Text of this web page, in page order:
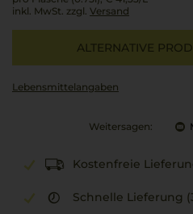
inkl. MwSt. zzgl. Versand
ALTERNATIVE
Lebensmittel­angaben
Weitersagen:
Kostenfreie
Schnelle Lieferung